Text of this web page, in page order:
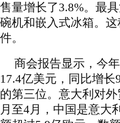
售量增长了3.8%。最
碗机和嵌入式冰箱。
件。
商会报告显示，今
17.4亿美元，同比增
的第三位。意大利对
月至4月，中国是意大